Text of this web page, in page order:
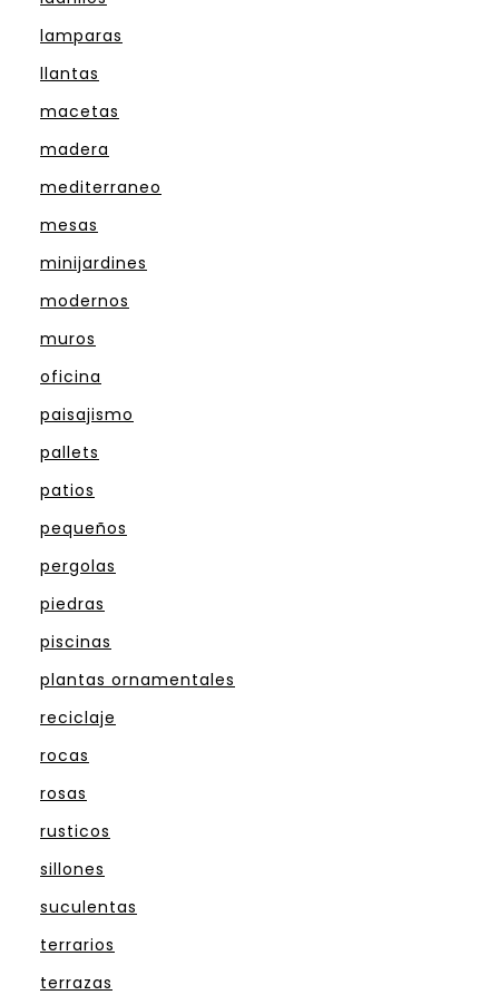
lamparas
llantas
macetas
madera
mediterraneo
mesas
minijardines
modernos
muros
oficina
paisajismo
pallets
patios
pequeños
pergolas
piedras
piscinas
plantas ornamentales
reciclaje
rocas
rosas
rusticos
sillones
suculentas
terrarios
terrazas